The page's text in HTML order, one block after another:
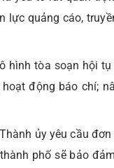
lực quảng cáo,
hình tòa soạn hội tụ
động báo chí;
ủy yêu cầu đơn
phố sẽ bảo